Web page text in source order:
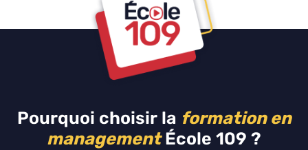
Pourquoi choisir la formation en
managementÉcole 109 ?